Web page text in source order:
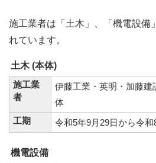
施工業者は「土木」、「機電設備
れています。
土木 (本体)
施工業
者
伊藤工業・英明・加藤
体
工期
令和5年9月29日から令和
機電設備